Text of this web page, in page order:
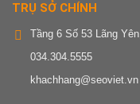
TRỤ SỞ CHÍNH
Tầng 6 Số 53 Lãng
034.304.5555
khachhang@seoviet.vn